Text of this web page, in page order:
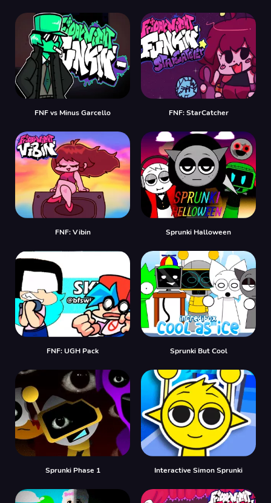
FNF vs Minus Garcello FNF: StarCatcher
FNF: Vibin Sprunki Halloween
FNF: UGH Pack Sprunki But Cool
Sprunki Phase 1 Interactive Simon Sprunki